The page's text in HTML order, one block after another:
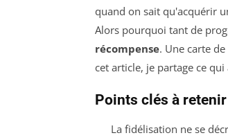
quand on sait qu'acquérir
Alors pourquoi tant de
récompense. Une carte
cet article, je partage ce
Points clés à retenir
La fidélisation ne se